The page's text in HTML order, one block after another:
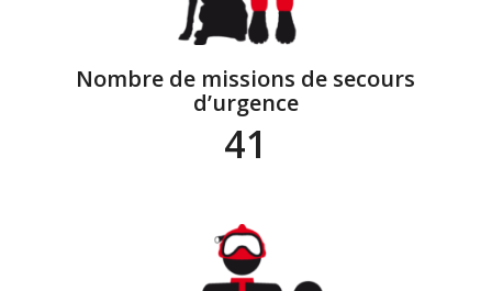
Nombre de missions de secours
d’urgence
41